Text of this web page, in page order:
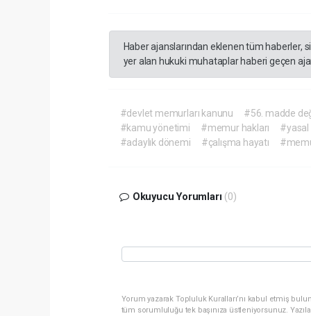
Haber ajanslarından eklenen tüm haberler,
yer alan hukuki muhataplar haberi geçen
#devlet memurları kanunu #56. madde
#kamu yönetimi
#memur hakları #yasal
#adaylık dönemi
#çalışma hayatı
Okuyucu Yorumları (0)
Yorum yazarak Topluluk Kuralları’nı kabul etmiş
tüm sorumluluğu tek başınıza üstleniyorsunuz.